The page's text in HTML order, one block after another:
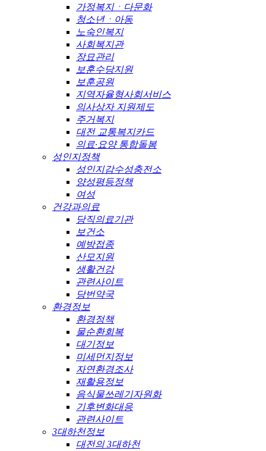
가정복지ㆍ다문화
청소년ㆍ아동
노숙인복지
사회복지관
장묘관리
보훈수당지원
보훈공원
지역자율형사회서비스
의사상자 지원제도
주거복지
대전 교통복지카드
의료·요양 통합돌봄
성인지정책
성인지감수성충전소
양성평등정책
여성
건강과의료
당직의료기관
보건소
예방접종
산모지원
생활건강
관련사이트
당번약국
환경정보
환경정책
물순환회복
대기정보
미세먼지정보
자연환경조사
재활용정보
음식물쓰레기자원화
기후변화대응
관련사이트
3대하천정보
대전의 3대하천